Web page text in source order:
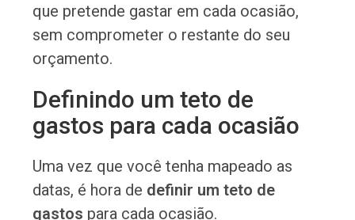
que pretende gastar em cada ocasião,
sem comprometer o restante do seu
orçamento.
Definindo um teto de
gastos para cada ocasião
Uma vez que você tenha mapeado as
datas, é hora de definir um teto de
gastos para cada ocasião.